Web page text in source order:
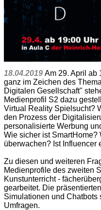
18.04.2019 Am 29. April ab
ganz im Zeichen des
Digitalen Gesellschaft"
Medienprofil S2 dazu
Virtual Reality Spielsucht?
den Prozess der
personalisierte Werbung
Wie sicher ist
überwachen? Ist Influencer
Zu diesen und weiteren
Medienprofile des zweiten
Kunstunterricht -
gearbeitet. Die
Simulationen und Chatbots
Umfragen.